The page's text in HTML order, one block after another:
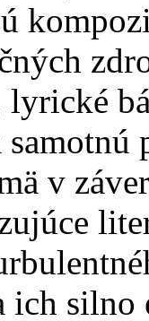
v
silno